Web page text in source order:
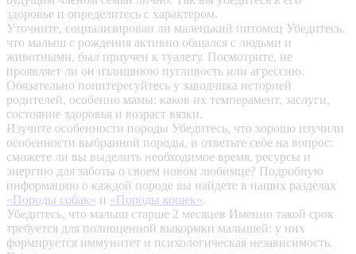
здоровье и определитесь с характером.
Уточните, социализирован ли маленький питомец Убедитесь,
что малыш с рождения активно общался с людьми и
животными, был приучен к туалету. Посмотрите, не
проявляет ли он излишнюю пугливость или агрессию.
Обязательно поинтересуйтесь у заводчика историей
родителей, особенно мамы: каков их темперамент, заслуги,
состояние здоровья и возраст вязки.
Изучите особенности породы Убедитесь, что хорошо изучили
особенности выбранной породы, и ответьте себе на вопрос:
сможете ли вы выделить необходимое время, ресурсы и
энергию для заботы о своем новом любимце? Подробную
информацию о каждой породе вы найдете в наших разделах
«Породы собак» и «Породы кошек».
Убедитесь, что малыш старше 2 месяцев Именно такой срок
требуется для полноценной выкормки малышей: у них
формируется иммунитет и психологическая независимость.